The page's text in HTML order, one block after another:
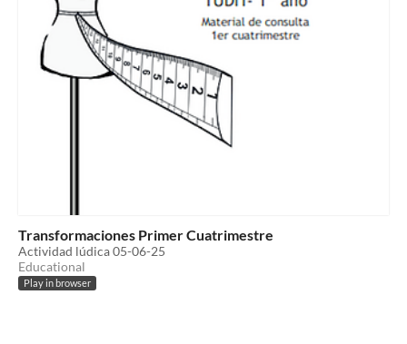
Transformaciones Primer Cuatrimestre
Actividad lúdica 05-06-25
Educational
Play in browser